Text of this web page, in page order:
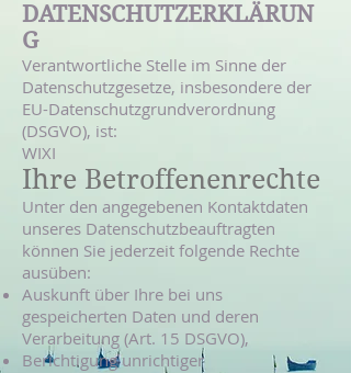
DATENSCHUTZERKLÄRUN
G
Verantwortliche Stelle im Sinne der
Datenschutzgesetze, insbesondere der
EU-Datenschutzgrundverordnung
(DSGVO), ist:
WIXI
Ihre Betroffenenrechte
Unter den angegebenen Kontaktdaten
unseres Datenschutzbeauftragten
können Sie jederzeit folgende Rechte
ausüben:
Auskunft über Ihre bei uns
gespeicherten Daten und deren
Verarbeitung (Art. 15 DSGVO),
Berichtigung unrichtiger